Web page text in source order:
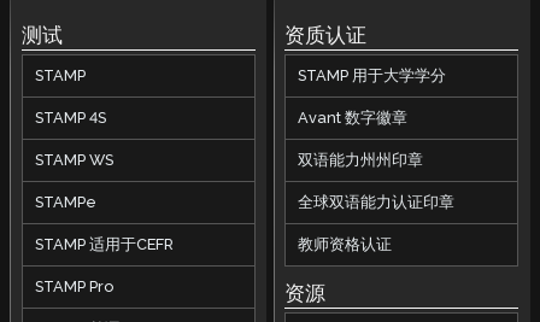
测试
STAMP
STAMP 4S
STAMP WS
STAMPe
STAMP 适用于CEFR
STAMP Pro
资质认证
STAMP 用于大学学分
Avant 数字徽章
双语能力州州印章
全球双语能力认证印章
教师资格认证
资源